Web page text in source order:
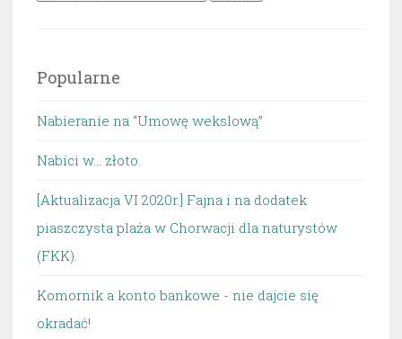
Popularne
Nabieranie na “Umowę wekslową”
Nabici w... złoto.
[Aktualizacja VI 2020r.] Fajna i na dodatek
piaszczysta plaża w Chorwacji dla naturystów
(FKK).
Komornik a konto bankowe - nie dajcie się
okradać!